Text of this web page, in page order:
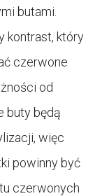
butami.
kontrast, który
czerwone
od
buty będą
więc
powinny być
czerwonych